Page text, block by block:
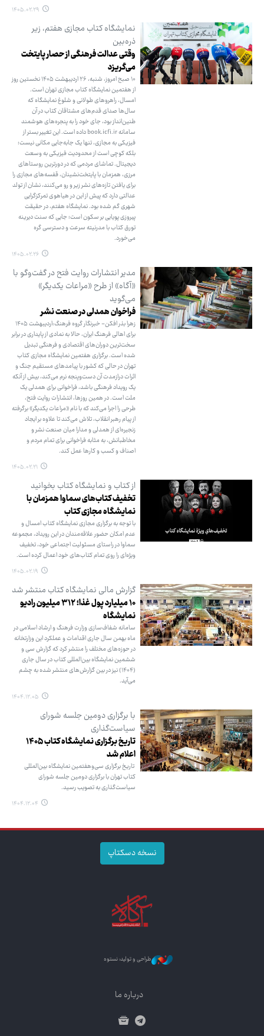
۱۴۰۵.۰۲.۲۹
نمایشگاه کتاب مجازی هفتم، زیر
ذره‌بین
وقتی عدالت فرهنگی از حصار پایتخت
می‌گریزد
۱۰ صبح امروز، شنبه، ۲۶ اردیبهشت ۱۴۰۵ نخستین روز
از هفتمین نمایشگاه کتاب مجازی تهران است.
امسال، راهروهای طولانی و شلوغ نمایشگاه که
سال‌ها صدای قدم‌های مشتاقان کتاب در آن
طنین‌انداز بود، جای خود را به پنجره‌های هوشمند
سامانه book.icfi.ir داده است. این تغییر بستر از
فیزیکی به مجازی، تنها یک جابه‌جایی مکانی نیست؛
بلکه کوچی است از محدودیت فیزیکی به وسعت
دیجیتال. تماشای مردمی که در دورترین روستاهای
مرزی، همزمان با پایتخت‌نشینان، قفسه‌های مجازی را
برای یافتن تازه‌های نشر زیر و رو می‌کنند، نشان از تولد
عدالتی دارد که پیش از این در هیاهوی تمرکزگرایی
شهری گم شده بود. نمایشگاه هفتم، در حقیقت
پیروزی پویایی بر سکون است؛ جایی که سنت دیرینه
تورق کتاب با مدرنیته سرعت و دسترسی گره
می‌خورد.
۱۴۰۵.۰۲.۲۶
مدیر انتشارات روایت فتح در گفت‌وگو با
«آگاه» از طرح «مراعات یکدیگر»
می‌گوید
فراخوان همدلی در صنعت نشر
زهرا بذر افکن- خبرنگار گروه فرهنگ:اردیبهشت ۱۴۰۵
برای اهالی فرهنگ ایران، حالا به نمادی از پایداری در برابر
سخت‌ترین دوران‌های اقتصادی و فرهنگی تبدیل
شده است. برگزاری هفتمین نمایشگاه مجازی کتاب
تهران در حالی که کشور با پیامدهای مستقیم جنگ و
اثرات درازمدت آن دست‌وپنجه نرم می‌کند، بیش از آنکه
یک رویداد فرهنگی باشد، فراخوانی برای همدلی یک
ملت است. در همین روزها، انتشارات روایت فتح،
طرحی را اجرا می‌کند که با نام «مراعات یکدیگر» برگرفته
از پیام رهبر انقلاب، تلاش می‌کند تا علاوه بر ایجاد
زنجیره‌ای از همدلی و مدارا میان صنعت نشر و
مخاطبانش، به مثابه فراخوانی برای تمام مردم و
اصناف و کسب و کارها عمل کند.
۱۴۰۵.۰۲.۲۱
از کتاب و نمایشگاه کتاب بخوانید
تخفیف کتاب‌های سماوا همزمان با
نمایشگاه مجازی کتاب
با توجه به برگزاری مجازی نمایشگاه کتاب امسال و
عدم امکان حضور علاقه‌مندان در این رویداد، مجموعه
سماوا در راستای مسئولیت اجتماعی خود، تخفیف
ویژه‌ای را روی تمام کتاب‌های خود اعمال کرده است.
۱۴۰۵.۰۲.۱۹
گزارش مالی نمایشگاه کتاب منتشر شد
۱۰ میلیارد پول غذا؛ ۳۱۲ میلیون رادیو
نمایشگاه
سامانه شفاف‌سازی وزارت فرهنگ و ارشاد اسلامی در
ماه بهمن سال جاری اقدامات و عملکرد این وزارتخانه
در حوزه‌های مختلف را منتشر کرد که گزارش سی و
ششمین نمایشگاه بین‌المللی کتاب در سال جاری
(۱۴۰۴) نیز در بین گزارش‌های منتشر شده به چشم
می‌آید.
۱۴۰۴.۱۲.۰۵
با برگزاری دومین جلسه شورای
سیاست‌گذاری
تاریخ برگزاری نمایشگاه کتاب ۱۴۰۵
اعلام شد
تاریخ برگزاری سی‌وهفتمین نمایشگاه بین‌المللی
کتاب تهران با برگزاری دومین جلسه شورای
سیاست‌گذاری به تصویب رسید.
۱۴۰۴.۱۲.۰۴
نسخه دسکتاپ
طراحی و تولید: نستوه
درباره ما